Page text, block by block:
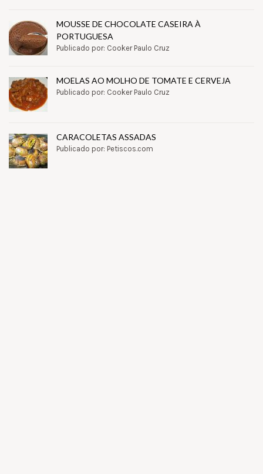
MOUSSE DE CHOCOLATE CASEIRA À
PORTUGUESA
Publicado por: Cooker Paulo Cruz
MOELAS AO MOLHO DE TOMATE E CERVEJA
Publicado por: Cooker Paulo Cruz
CARACOLETAS ASSADAS
Publicado por: Petiscos.com